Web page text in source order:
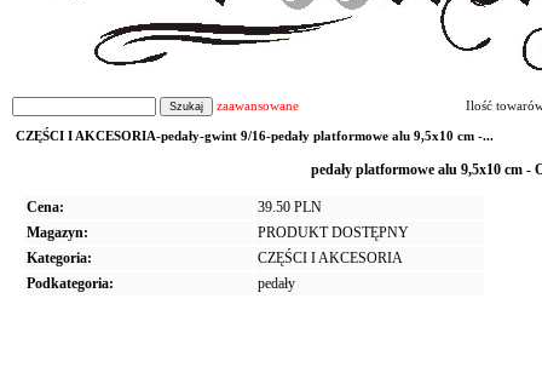
zaawansowane Ilość
CZĘŚCI I AKCESORIA-pedały-gwint 9/16-pedały platformowe alu 9,5x10 cm -...
pedały platformowe alu 9,5x10 cm -
Cena:
39.50 PLN
Magazyn:
PRODUKT DOSTĘPNY
Kategoria:
CZĘŚCI I AKCESORIA
Podkategoria:
pedały